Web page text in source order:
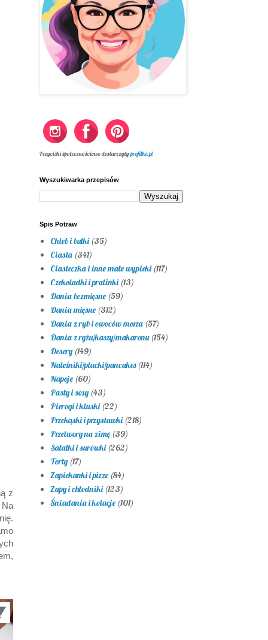
z
Na
Przyciski społecznościowe dostarczyłyprofilki.pl
Wyszukiwarka przepisów
Spis Potraw
Chleb i bułki (35)
Ciasta (341)
Ciasteczka i inne małe wypieki (117)
Czekoladki i pralinki (13)
Dania bezmięsne (59)
Dania mięsne (312)
Dania z ryb i owoców morza (57)
Dania z ryżu/kaszy/makaronu (154)
Desery (149)
Naleśniki/placki/pancakes (114)
Napoje (60)
Pasty i sosy (43)
Pierogi i kluski (22)
Przekąski i przystawki (218)
Przetwory na zimę (39)
Sałatki i surówki (262)
Torty (17)
Zapiekanki i pizze (84)
Zupy i chłodniki (123)
Śniadania i kolacje (101)